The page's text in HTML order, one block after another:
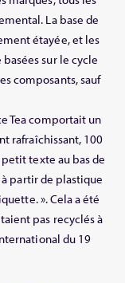
La base de
étayée, et les
sur le cycle
composants, sauf
Tea comportait un
rafraîchissant, 100
petit texte au bas de
partir de plastique
». Cela a été
pas recyclés à
du 19